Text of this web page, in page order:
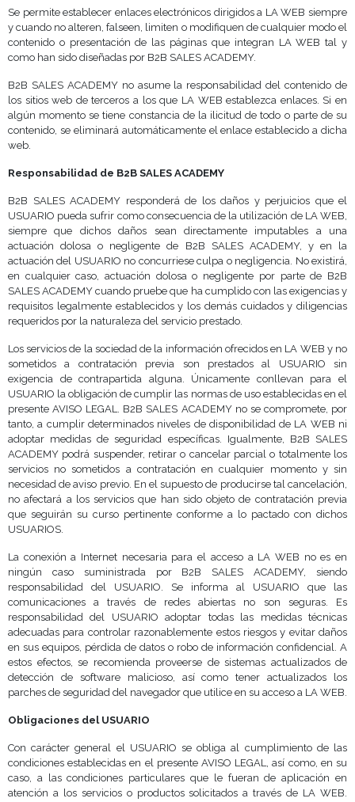
Se permite establecer enlaces electrónicos dirigidos a LA WEB siempre
y cuando no alteren, falseen, limiten o modifiquen de cualquier modo el
contenido o presentación de las páginas que integran LA WEB tal y
como han sido diseñadas por B2B SALES ACADEMY.
B2B SALES ACADEMY no asume la responsabilidad del contenido de
los sitios web de terceros a los que LA WEB establezca enlaces. Si en
algún momento se tiene constancia de la ilicitud de todo o parte de su
contenido, se eliminará automáticamente el enlace establecido a dicha
web.
Responsabilidad de B2B SALES ACADEMY
B2B SALES ACADEMY responderá de los daños y perjuicios que el
USUARIO pueda sufrir como consecuencia de la utilización de LA WEB,
siempre que dichos daños sean directamente imputables a una
actuación dolosa o negligente de B2B SALES ACADEMY, y en la
actuación del USUARIO no concurriese culpa o negligencia. No existirá,
en cualquier caso, actuación dolosa o negligente por parte de B2B
SALES ACADEMY cuando pruebe que ha cumplido con las exigencias y
requisitos legalmente establecidos y los demás cuidados y diligencias
requeridos por la naturaleza del servicio prestado.
Los servicios de la sociedad de la información ofrecidos en LA WEB y no
sometidos a contratación previa son prestados al USUARIO sin
exigencia de contrapartida alguna. Únicamente conllevan para el
USUARIO la obligación de cumplir las normas de uso establecidas en el
presente AVISO LEGAL. B2B SALES ACADEMY no se compromete, por
tanto, a cumplir determinados niveles de disponibilidad de LA WEB ni
adoptar medidas de seguridad específicas. Igualmente, B2B SALES
ACADEMY podrá suspender, retirar o cancelar parcial o totalmente los
servicios no sometidos a contratación en cualquier momento y sin
necesidad de aviso previo. En el supuesto de producirse tal cancelación,
no afectará a los servicios que han sido objeto de contratación previa
que seguirán su curso pertinente conforme a lo pactado con dichos
USUARIOS.
La conexión a Internet necesaria para el acceso a LA WEB no es en
ningún caso suministrada por B2B SALES ACADEMY, siendo
responsabilidad del USUARIO. Se informa al USUARIO que las
comunicaciones a través de redes abiertas no son seguras. Es
responsabilidad del USUARIO adoptar todas las medidas técnicas
adecuadas para controlar razonablemente estos riesgos y evitar daños
en sus equipos, pérdida de datos o robo de información confidencial. A
estos efectos, se recomienda proveerse de sistemas actualizados de
detección de software malicioso, así como tener actualizados los
parches de seguridad del navegador que utilice en su acceso a LA WEB.
Obligaciones del USUARIO
Con carácter general el USUARIO se obliga al cumplimiento de las
condiciones establecidas en el presente AVISO LEGAL, así como, en su
caso, a las condiciones particulares que le fueran de aplicación en
atención a los servicios o productos solicitados a través de LA WEB.